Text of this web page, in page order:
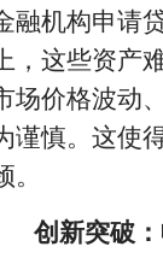
融机构申请
，这些资产
场价格波动
谨慎。这使
。
创新突破